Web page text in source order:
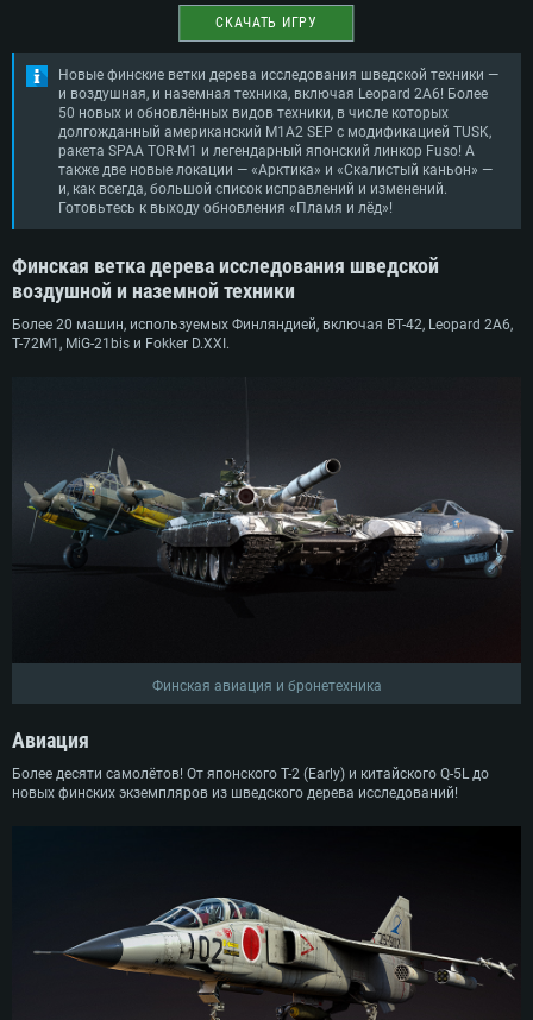
СКАЧАТЬ ИГРУ
Новые финские ветки дерева исследования шведской техники —
и воздушная, и наземная техника, включая Leopard 2A6! Более
50 новых и обновлённых видов техники, в числе которых
долгожданный американский M1A2 SEP с модификацией TUSK,
ракета SPAA ТОR-М1 и легендарный японский линкор Fuso! А
также две новые локации — «Арктика» и «Скалистый каньон» —
и, как всегда, большой список исправлений и изменений.
Готовьтесь к выходу обновления «Пламя и лёд»!
Финская ветка дерева исследования шведской
воздушной и наземной техники
Более 20 машин, используемых Финляндией, включая BT-42, Leopard 2A6,
T-72M1, MiG-21bis и Fokker D.XXI.
Финская авиация и бронетехника
Авиация
Более десяти самолётов! От японского T-2 (Early) и китайского Q-5L до
новых финских экземпляров из шведского дерева исследований!